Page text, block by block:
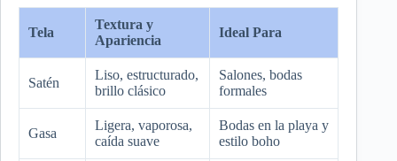
Tela
Textura y
Apariencia
Ideal Para
Satén
Liso, estructurado,
brillo clásico
Salones, bodas
formales
Gasa
Ligera, vaporosa,
caída suave
Bodas en la playa y
estilo boho